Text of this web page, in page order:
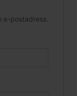
postadress.